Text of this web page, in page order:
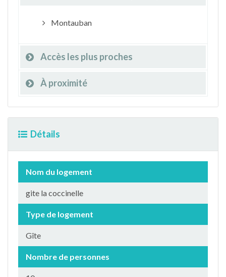
Montauban
Accès les plus proches
À proximité
Détails
Nom du logement
gite la coccinelle
Type de logement
Gîte
Nombre de personnes